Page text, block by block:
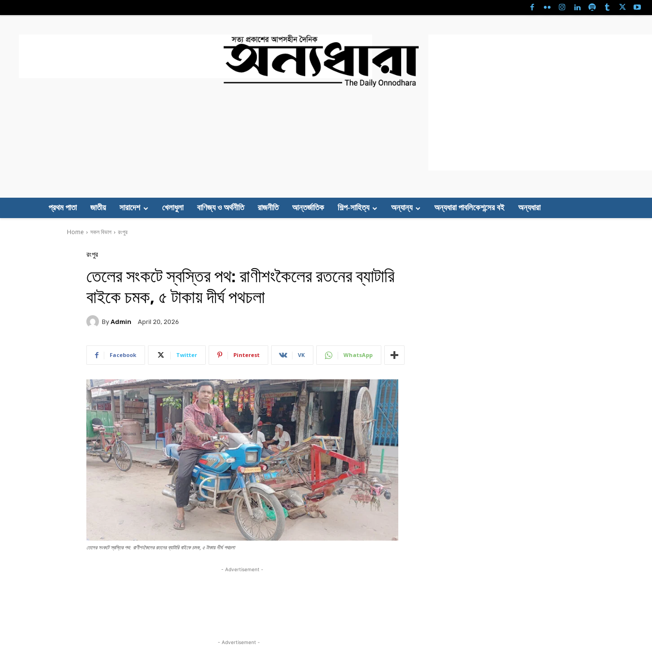
প্রথম পাতা জাতীয় সারাদেশ খেলাধুলা বাণিজ্য ও অর্থনীতি রাজনীতি আন্তর্জাতিক শিল্প-সাহিত্য অন্যান্য অন্যধারা পাবলিকেশন্সের বই অন্যধারা
Home সকল বিভাগ রংপুর
রংপুর
তেলের সংকটে স্বস্তির পথ: রাণীশংকৈলের রতনের ব্যাটারি
বাইকে চমক, ৫ টাকায় দীর্ঘ পথচলা
By Admin April 20, 2026
Facebook Twitter Pinterest VK WhatsApp
তেলের সংকটে স্বস্তির পথ: রাণীশংকৈলের রতনের ব্যাটারি বাইকে চমক, ৫ টাকায় দীর্ঘ পথচলা
- Advertisement -
- Advertisement -